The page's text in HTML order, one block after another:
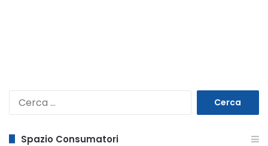
Spazio Consumatori